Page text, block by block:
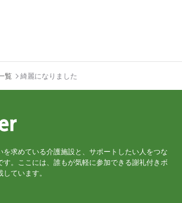
覧 綺麗になりました
を求めている介護施設と、サポートしたい人をつな
す。ここには、誰もが気軽に参加できる謝礼付きボ
ています。